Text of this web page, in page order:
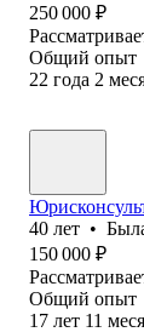
250 000 ₽
Общий опыт
22 года 2
40 лет •
150 000 ₽
Общий опыт
17 лет 11